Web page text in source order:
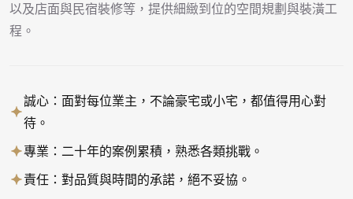
以及店面與民宿裝修等，提供細緻到位的空間規劃與裝潢工
程。
誠心：面對每位業主，不論豪宅或小宅，都值得用心對
待。
專業：二十年的案例累積，熟悉各類挑戰。
責任：對品質與時間的承諾，絕不妥協。